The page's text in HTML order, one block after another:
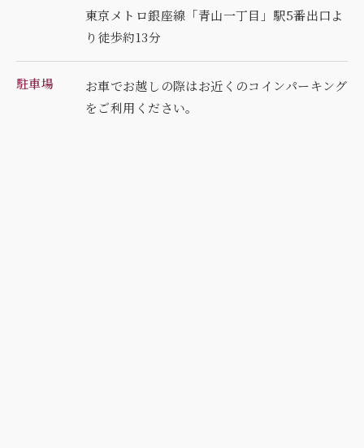
東京メトロ銀座線「青山一丁目」駅5番出口よ
り徒歩約13分
駐車場
お車でお越しの際はお近くのコインパーキング
をご利用ください。